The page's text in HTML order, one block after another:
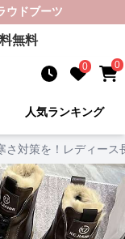
ウドブーツ
無料
0 0
人気ランキング
さ対策を！レディース